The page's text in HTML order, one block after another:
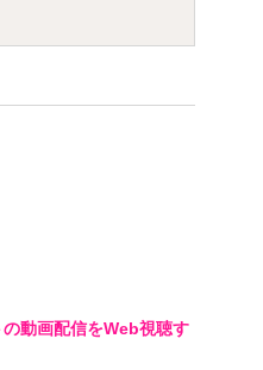
動画配信をWeb視聴す